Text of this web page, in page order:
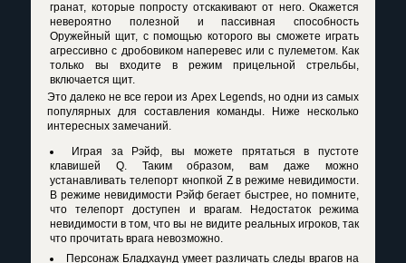
гранат, которые попросту отскакивают от него. Окажется
невероятно полезной и пассивная способность
Оружейный щит, с помощью которого вы сможете играть
агрессивно с дробовиком наперевес или с пулеметом. Как
только вы входите в режим прицельной стрельбы,
включается щит.
Это далеко не все герои из Apex Legends, но одни из самых
популярных для составления команды. Ниже несколько
интересных замечаний.
Играя за Рэйф, вы можете прятаться в пустоте
клавишей Q. Таким образом, вам даже можно
устанавливать телепорт кнопкой Z в режиме невидимости.
В режиме невидимости Рэйф бегает быстрее, но помните,
что телепорт доступен и врагам. Недостаток режима
невидимости в том, что вы не видите реальных игроков, так
что прочитать врага невозможно.
Персонаж Бладхаунд умеет различать следы врагов на